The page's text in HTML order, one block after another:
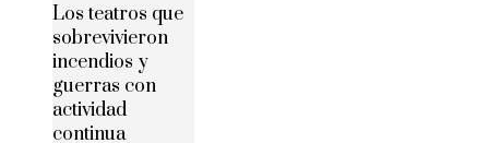
Los teatros que
sobrevivieron
incendios y
guerras con
actividad
continua